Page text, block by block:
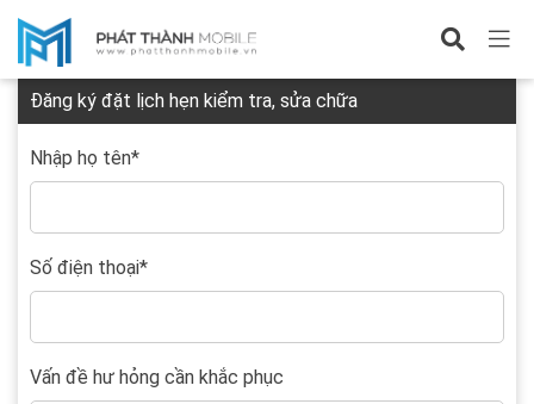
Đặt lịch hẹn
Đăng ký đặt lịch hẹn kiểm tra, sửa chữa
Nhập họ tên*
Số điện thoại*
Vấn đề hư hỏng cần khắc phục